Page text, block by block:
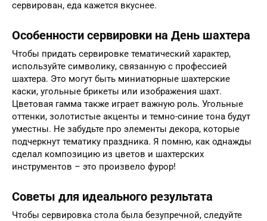
сервирован, еда кажется вкуснее.
Особенности сервировки на День шахтера
Чтобы придать сервировке тематический характер,
используйте символику, связанную с профессией
шахтера. Это могут быть миниатюрные шахтерские
каски, угольные брикеты или изображения шахт.
Цветовая гамма также играет важную роль. Угольные
оттенки, золотистые акценты и темно-синие тона будут
уместны. Не забудьте про элементы декора, которые
подчеркнут тематику праздника. Я помню, как однажды
сделал композицию из цветов и шахтерских
инструментов – это произвело фурор!
Советы для идеального результата
Чтобы сервировка стола была безупречной, следуйте